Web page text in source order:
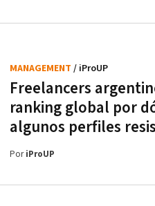
Freelancers
ranking global por
algunos perfiles
MANAGEMENT / iProUP
PoriProUP